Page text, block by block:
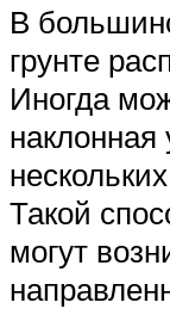
В
грунте
Иногда
наклонная
Такой
могут